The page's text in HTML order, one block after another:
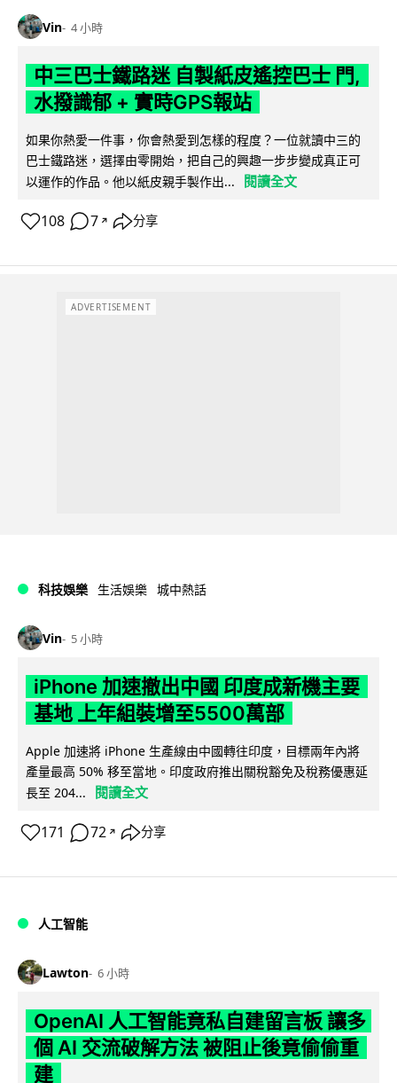
Vin 4 小時
中三巴士鐵路迷 自製紙皮遙控巴士 門,
水撥識郁 + 實時GPS報站
如果你熱愛一件事，你會熱愛到怎樣的程度？一位就讀中三的
巴士鐵路迷，選擇由零開始，把自己的興趣一步步變成真正可
以運作的作品。他以紙皮親手製作出...
閱讀全文
108 7 ↗ 分享
ADVERTISEMENT
科技娛樂 生活娛樂 城中熱話
Vin 5 小時
iPhone 加速撤出中國 印度成新機主要
基地 上年組裝增至5500萬部
Apple 加速將 iPhone 生產線由中國轉往印度，目標兩年內將
產量最高 50% 移至當地。印度政府推出關稅豁免及稅務優惠延
長至 204...
閱讀全文
171 72 ↗ 分享
人工智能
Lawton 6 小時
OpenAI 人工智能竟私自建留言板 讓多
個 AI 交流破解方法 被阻止後竟偷偷重
建